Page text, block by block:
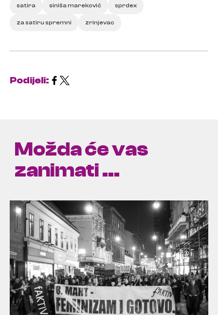
satira siniša mareković sprdex
za satiru spremni zrinjevac
Podijeli:
Možda će vas
zanimati ...